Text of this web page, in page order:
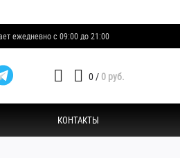
ежедневно с 09:00 до 21:00
0/ 0 руб.
КОНТАКТЫ